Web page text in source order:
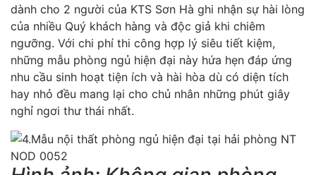
dành cho 2 người của KTS Sơn Hà ghi nhận sự hài lòng
của nhiều Quý khách hàng và độc giả khi chiêm
ngưỡng. Với chi phí thi công hợp lý siêu tiết kiệm,
những mẫu phòng ngủ hiện đại này hứa hẹn đáp ứng
nhu cầu sinh hoạt tiện ích và hài hòa dù có diện tích
hay nhỏ đều mang lại cho chủ nhân những phút giây
nghỉ ngơi thư thái nhất.